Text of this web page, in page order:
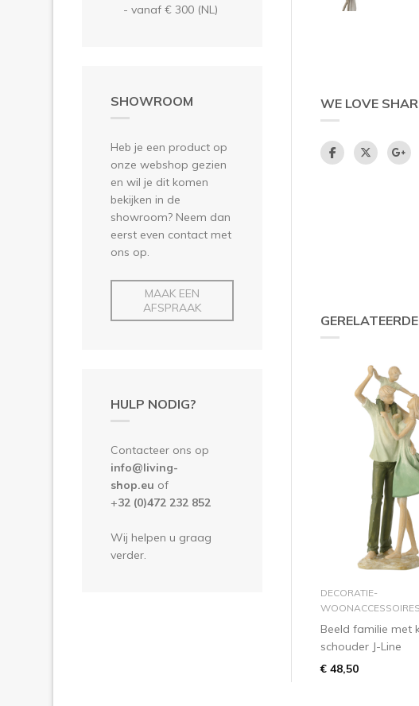
- vanaf € 300 (NL)
SHOWROOM
Heb je een product op
onze webshop gezien
en wil je dit komen
bekijken in de
showroom? Neem dan
eerst even contact met
ons op.
MAAK EEN
AFSPRAAK
HULP NODIG?
Contacteer ons op
info@living-
shop.eu of
+32 (0)472 232 852
Wij helpen u graag
verder.
WE LOVE
in
DECORATIE-
WOONACCESSOIRES
Beeld familie met
schouder J-Line
€ 48,50